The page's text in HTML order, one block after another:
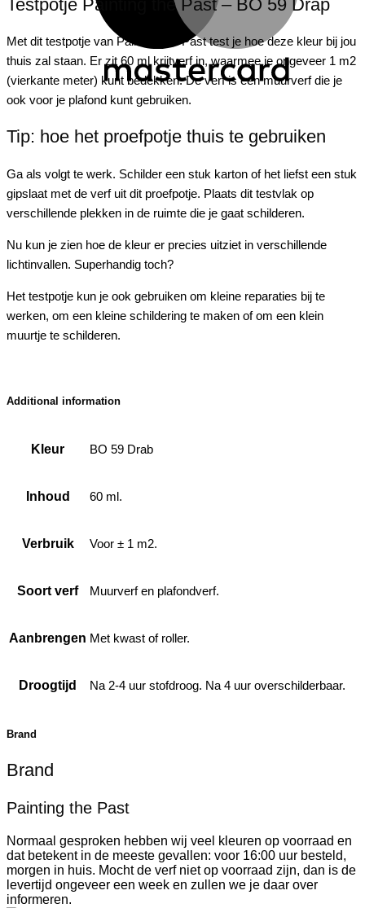
Testpotje Painting the Past – BO 59 Drap
Met dit testpotje van Painting
Past test je hoe deze kleur bij jou
thuis zal staan. Er zit 60 ml krijtverf in, waarmee je ongeveer 1 m2
(vierkante meter) kunt bedekken. De verf is een muurverf die je
ook voor je plafond kunt gebruiken.
Tip: hoe het proefpotje thuis te gebruiken
Ga als volgt te werk. Schilder een stuk karton of het liefst een stuk
gipslaat met de verf uit dit proefpotje. Plaats dit testvlak op
verschillende plekken in de ruimte die je gaat schilderen.
Nu kun je zien hoe de kleur er precies uitziet in verschillende
lichtinvallen. Superhandig toch?
Het testpotje kun je ook gebruiken om kleine reparaties bij te
werken, om een kleine schildering te maken of om een klein
muurtje te schilderen.
Additional information
Kleur BO 59 Drab
Inhoud 60 ml.
Verbruik Voor ± 1 m2.
Soort verf Muurverf en plafondverf.
Aanbrengen Met kwast of roller.
Droogtijd Na 2-4 uur stofdroog. Na 4 uur overschilderbaar.
Brand
Brand
Painting the Past
Normaal gesproken hebben wij veel kleuren op voorraad en
dat betekent in de meeste gevallen: voor 16:00 uur besteld,
morgen in huis. Mocht de verf niet op voorraad zijn, dan is de
levertijd ongeveer een week en zullen we je daar over
informeren.